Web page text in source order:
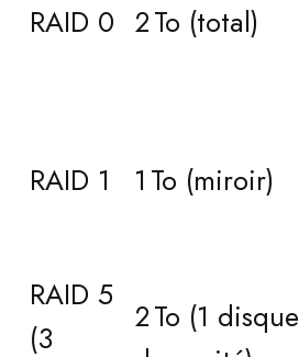
RAID 0 2 To (total)
RAID 1 1 To (miroir)
RAID 5
(3
2 To (1 disque